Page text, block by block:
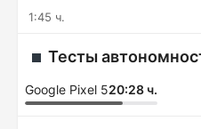
1:45 ч.
Тесты
Google Pixel 520:28 ч.